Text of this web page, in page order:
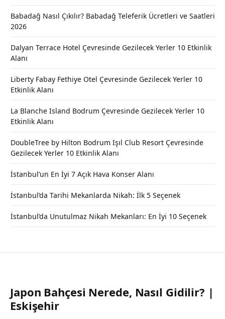
Babadağ Nasıl Çıkılır? Babadağ Teleferik Ücretleri ve Saatleri
2026
Dalyan Terrace Hotel Çevresinde Gezilecek Yerler 10 Etkinlik
Alanı
Liberty Fabay Fethiye Otel Çevresinde Gezilecek Yerler 10
Etkinlik Alanı
La Blanche Island Bodrum Çevresinde Gezilecek Yerler 10
Etkinlik Alanı
DoubleTree by Hilton Bodrum Işıl Club Resort Çevresinde
Gezilecek Yerler 10 Etkinlik Alanı
İstanbul’un En İyi 7 Açık Hava Konser Alanı
İstanbul’da Tarihi Mekanlarda Nikah: İlk 5 Seçenek
İstanbul’da Unutulmaz Nikah Mekanları: En İyi 10 Seçenek
Japon Bahçesi Nerede, Nasıl Gidilir? |
Eskişehir